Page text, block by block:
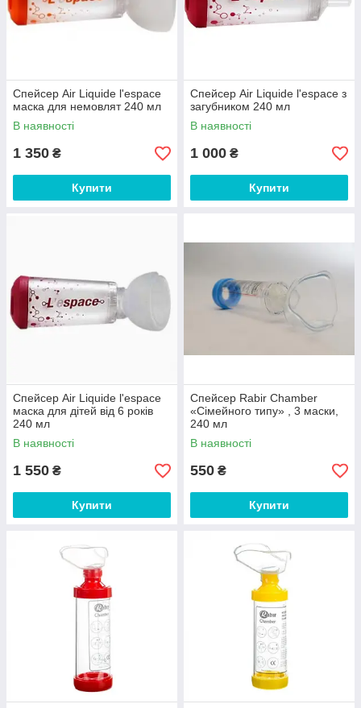
Спейсер Air Liquide l'espace
маска для немовлят 240 мл
В наявності
1 350 ₴
Купити
Спейсер Air Liquide l'espace з
загубником 240 мл
В наявності
1 000 ₴
Купити
Спейсер Air Liquide l'espace
маска для дітей від 6 років
240 мл
В наявності
1 550 ₴
Купити
Спейсер Rabir Chamber
«Сімейного типу» , 3 маски,
240 мл
В наявності
550 ₴
Купити